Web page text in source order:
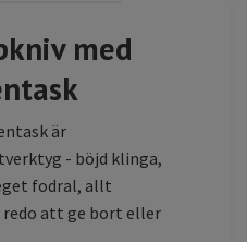
med
är
- böjd klinga,
fodral, allt
redo att ge bort eller